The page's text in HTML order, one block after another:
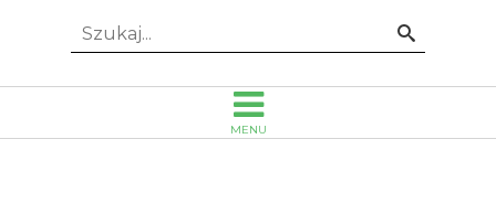
Opolu
Idź
Szukaj...
MENU